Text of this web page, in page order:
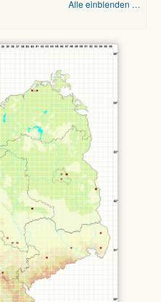
Alle einblenden …